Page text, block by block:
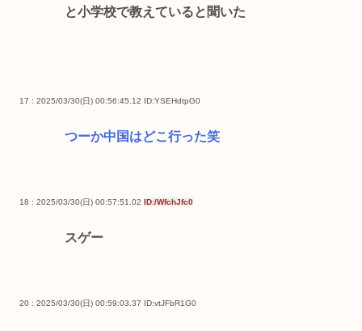
と小学校で教えていると聞いた
17 : 2025/03/30(日) 00:56:45.12 ID:YSEHdtpG0
つーか中国はどこ行った笑
18 : 2025/03/30(日) 00:57:51.02 ID:/WfchJfc0
スゲー
20 : 2025/03/30(日) 00:59:03.37 ID:vtJFbR1G0